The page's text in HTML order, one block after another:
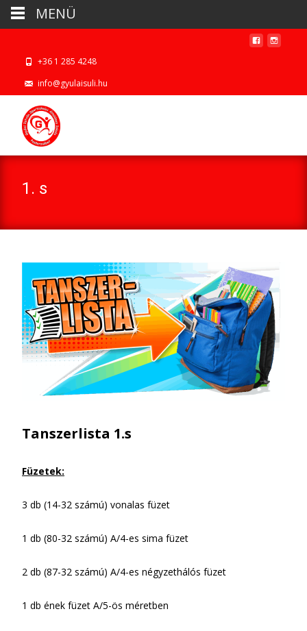
+36 1 285 4248
info@gyulaisuli.hu
1. s
Tanszerlista 1.s
Füzetek:
3 db (14-32 számú) vonalas füzet
1 db (80-32 számú) A/4-es sima füzet
2 db (87-32 számú) A/4-es négyzethálós füzet
1 db ének füzet A/5-ös méretben
MENÜ